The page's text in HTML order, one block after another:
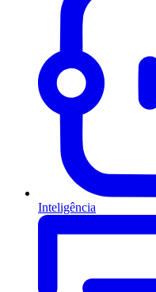
Inteligência